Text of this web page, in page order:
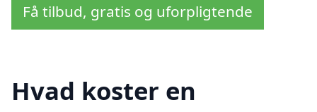
Få tilbud, gratis og uforpligtende
Hvad koster en